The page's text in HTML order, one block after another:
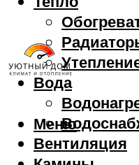
Вода
Вентиляция
Меню